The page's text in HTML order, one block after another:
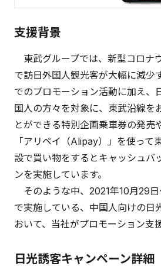
支援背景
東武グループでは、新型コロナ
で訪日外国人観光客が大幅に減少
でのプロモーション活動に加え、
国人の方々を対象に、東武沿線を
とができる特別企画乗車券の発売
「アリペイ（Alipay）」を使って
設で買い物をするとキャッシュバ
ンを実施しています。
そのような中、2021年10月29日
で実施している、中国人向けの日
おいて、当社がプロモーション支
日光誘客キャンペーン詳細